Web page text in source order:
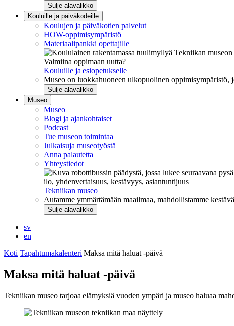
Sulje alavalikko
Kouluille ja päiväkodeille
Koulujen ja päiväkotien palvelut
HOW-oppimisympäristö
Materiaalipankki opettajille
Valmiina oppimaan uutta?
Kouluille ja esiopetukselle
Museo on luokkahuoneen ulkopuolinen oppimisympäristö,
Sulje alavalikko
Museo
Museo
Blogi ja ajankohtaiset
Podcast
Tue museon toimintaa
Julkaisuja museotyöstä
Anna palautetta
Yhteystiedot
ilo, yhdenvertaisuus, kestävyys, asiantuntijuus
Tekniikan museo
Autamme ymmärtämään maailmaa, mahdollistamme
Sulje alavalikko
sv
en
Koti Tapahtumakalenteri Maksa mitä haluat -päivä
Maksa mitä haluat -päivä
Tekniikan museo tarjoaa elämyksiä vuoden ympäri ja museo haluaa